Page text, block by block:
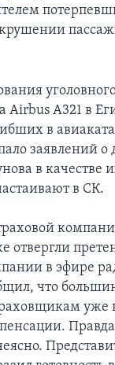
A321 в
в
заявлений о
в качестве
в СК.
отвергли
в эфире
что
уже